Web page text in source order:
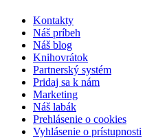
Kontakty
Náš príbeh
Náš blog
Knihovrátok
Partnerský systém
Pridaj sa k nám
Marketing
Náš labák
Prehlásenie o cookies
Vyhlásenie o prístupnosti